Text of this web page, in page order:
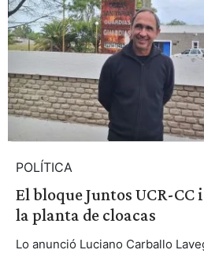
POLÍTICA
El bloque Juntos UCR-
la planta de cloacas
Lo anunció Luciano Carballo